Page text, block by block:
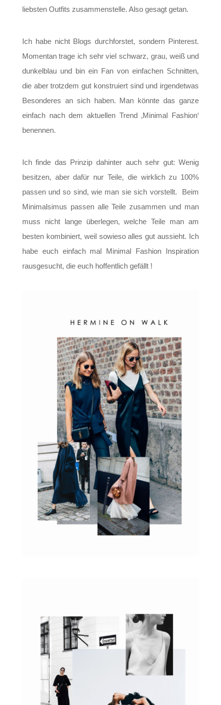
liebsten Outfits zusammenstelle. Also gesagt getan.
Ich habe nicht Blogs durchforstet, sondern Pinterest.
Momentan trage ich sehr viel schwarz, grau, weiß und
dunkelblau und bin ein Fan von einfachen Schnitten,
die aber trotzdem gut konstruiert sind und irgendetwas
Besonderes an sich haben. Man könnte das ganze
einfach nach dem aktuellen Trend ‚Minimal Fashion‘
benennen.
Ich finde das Prinzip dahinter auch sehr gut: Wenig
besitzen, aber dafür nur Teile, die wirklich zu 100%
passen und so sind, wie man sie sich vorstellt. Beim
Minimalsimus passen alle Teile zusammen und man
muss nicht lange überlegen, welche Teile man am
besten kombiniert, weil sowieso alles gut aussieht. Ich
habe euch einfach mal Minimal Fashion Inspiration
rausgesucht, die euch hoffentlich gefällt !